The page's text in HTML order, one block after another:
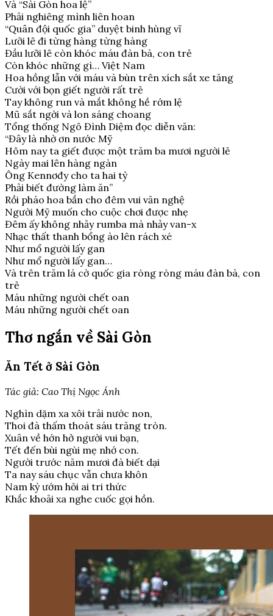
Và “Sài Gòn hoa lệ”
Phải nghiêng mình liên hoan
“Quân đội quốc gia” duyệt binh hùng vĩ
Lưỡi lê đi từng hàng từng hàng
Đầu lưỡi lê còn khóc máu đàn bà, con trẻ
Còn khóc những gì… Việt Nam
Hoa hồng lẫn với máu và bùn trên xích sắt xe tăng
Cười với bọn giết người rất trẻ
Tay không run và mắt không hề rớm lệ
Mũ sắt ngời và lon sáng choang
Tổng thống Ngô Đình Diệm đọc diễn văn:
“Đây là nhờ ơn nước Mỹ
Hôm nay ta giết được một trăm ba mươi người lẻ
Ngày mai lên hàng ngàn
Ông Kennơđy cho ta hai tỷ
Phải biết đường làm ăn”
Rồi pháo hoa bắn cho đêm vui văn nghệ
Người Mỹ muốn cho cuộc chơi được nhẹ
Đêm ấy không nhảy rumba mà nhảy van-x
Nhạc thất thanh bổng ào lên rách xé
Như mổ người lấy gan
Như mổ người lấy gan…
Và trên trăm lá cờ quốc gia ròng ròng máu đàn bà, con
trẻ
Máu những người chết oan
Máu những người chết oan
Thơ ngắn về Sài Gòn
Ăn Tết ở Sài Gòn
Tác giả: Cao Thị Ngọc Ánh
Nghìn dặm xa xôi trải nước non,
Thoi đà thấm thoát sáu trăng tròn.
Xuân về hớn hở người vui bạn,
Tết đến bùi ngùi mẹ nhớ con.
Người trước năm mươi đà biết dại
Ta nay sáu chục vẫn chưa khôn
Nam kỳ ướm hỏi ai tri thức
Khắc khoải xa nghe cuốc gọi hồn.